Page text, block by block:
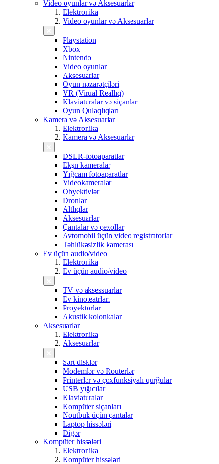
Video oyunlar və Aksesuarlar
Elektronika
Video oyunlar və Aksesuarlar
Playstation
Xbox
Nintendo
Video oyunlar
Aksesuarlar
Oyun nəzarətçiləri
VR (Virual Reallıq)
Klaviaturalar və siçanlar
Oyun Qulaqlıqları
Kamera və Aksesuarlar
Elektronika
Kamera və Aksesuarlar
DSLR-fotoaparatlar
Ekşn kameralar
Yığcam fotoaparatlar
Videokameralar
Obyektivlər
Dronlar
Altlıqlar
Aksesuarlar
Çantalar və çexollar
Avtomobil üçün video registratorlar
Təhlükəsizlik kamerası
Ev üçün audio/video
Elektronika
Ev üçün audio/video
TV və aksessuarlar
Ev kinoteatrları
Proyektorlar
Akustik kolonkalar
Aksesuarlar
Elektronika
Aksesuarlar
Sərt disklər
Modemlər və Routerlər
Printerlər və çoxfunksiyalı qurğular
USB yığıcılar
Klaviaturalar
Kompüter siçanları
Noutbuk üçün çantalar
Laptop hissələri
Digər
Kompüter hissələri
Elektronika
Kompüter hissələri